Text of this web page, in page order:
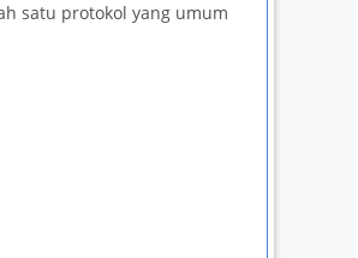
satu protokol yang umum